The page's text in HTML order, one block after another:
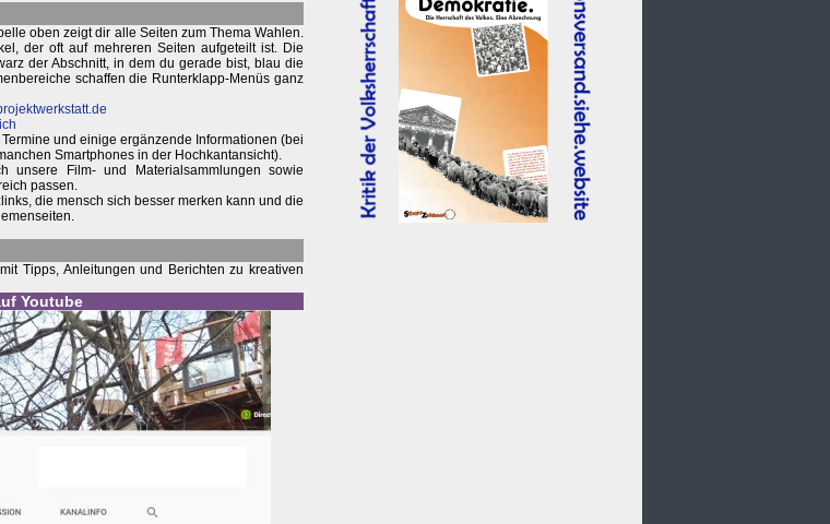
oben zeigt dir alle Seiten zum Thema Wahlen.
der oft auf mehreren Seiten aufgeteilt ist. Die
der Abschnitt, in dem du gerade bist, blau die
schaffen die Runterklapp-Menüs ganz
und einige ergänzende Informationen (bei
Smartphones in der Hochkantansicht).
unsere Film- und Materialsammlungen sowie
passen.
die mensch sich besser merken kann und die
Tipps, Anleitungen und Berichten zu kreativen
Youtube